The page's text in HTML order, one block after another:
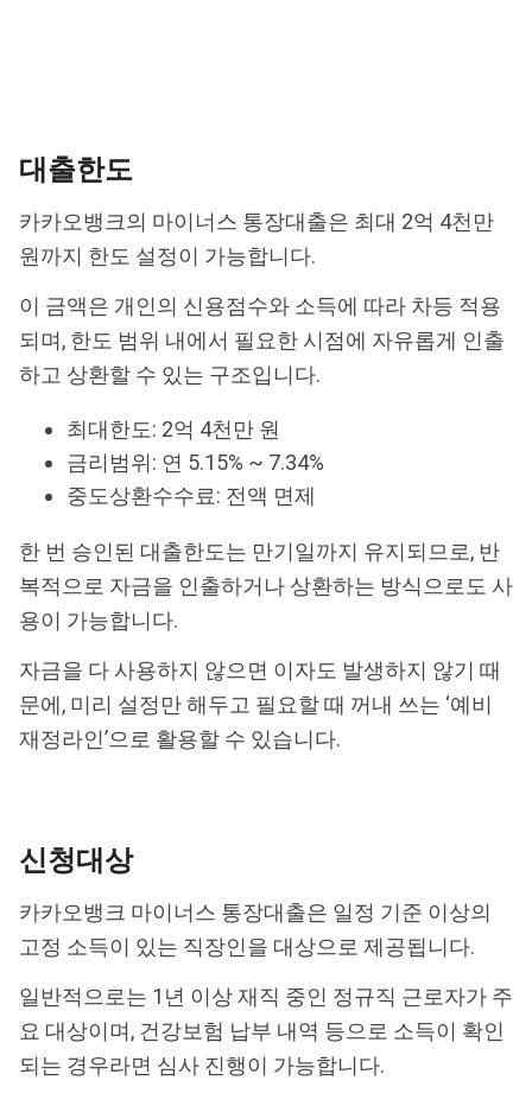
대출한도
카카오뱅크의 마이너스 통장대출은 최대 2억 4천만
원까지 한도 설정이 가능합니다.
이 금액은 개인의 신용점수와 소득에 따라 차등 적용
되며, 한도 범위 내에서 필요한 시점에 자유롭게 인출
하고 상환할 수 있는 구조입니다.
최대한도: 2억 4천만 원
금리범위: 연 5.15% ~ 7.34%
중도상환수수료: 전액 면제
한 번 승인된 대출한도는 만기일까지 유지되므로, 반
복적으로 자금을 인출하거나 상환하는 방식으로도 사
용이 가능합니다.
자금을 다 사용하지 않으면 이자도 발생하지 않기 때
문에, 미리 설정만 해두고 필요할 때 꺼내 쓰는 ‘예비
재정라인’으로 활용할 수 있습니다.
신청대상
카카오뱅크 마이너스 통장대출은 일정 기준 이상의
고정 소득이 있는 직장인을 대상으로 제공됩니다.
일반적으로는 1년 이상 재직 중인 정규직 근로자가 주
요 대상이며, 건강보험 납부 내역 등으로 소득이 확인
되는 경우라면 심사 진행이 가능합니다.